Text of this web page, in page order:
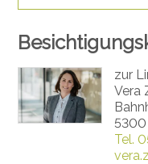
zur
Vera
5300
Tel.